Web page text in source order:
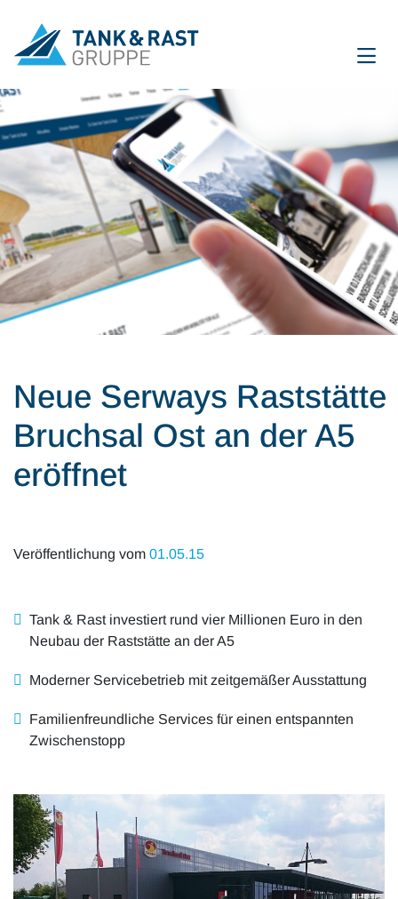
International
Unternehmen
Für Gäste
Partner
Alle Artikel
Mobilität & Verkehr
Audioformate
Karriere
Neue Serways Raststätte
Bruchsal Ost an der A5
eröffnet
Veröffentlichung vom 01.05.15
Tank & Rast investiert rund vier Millionen Euro in den
Neubau der Raststätte an der A5
Moderner Servicebetrieb mit zeitgemäßer Ausstattung
Familienfreundliche Services für einen entspannten
Zwischenstopp